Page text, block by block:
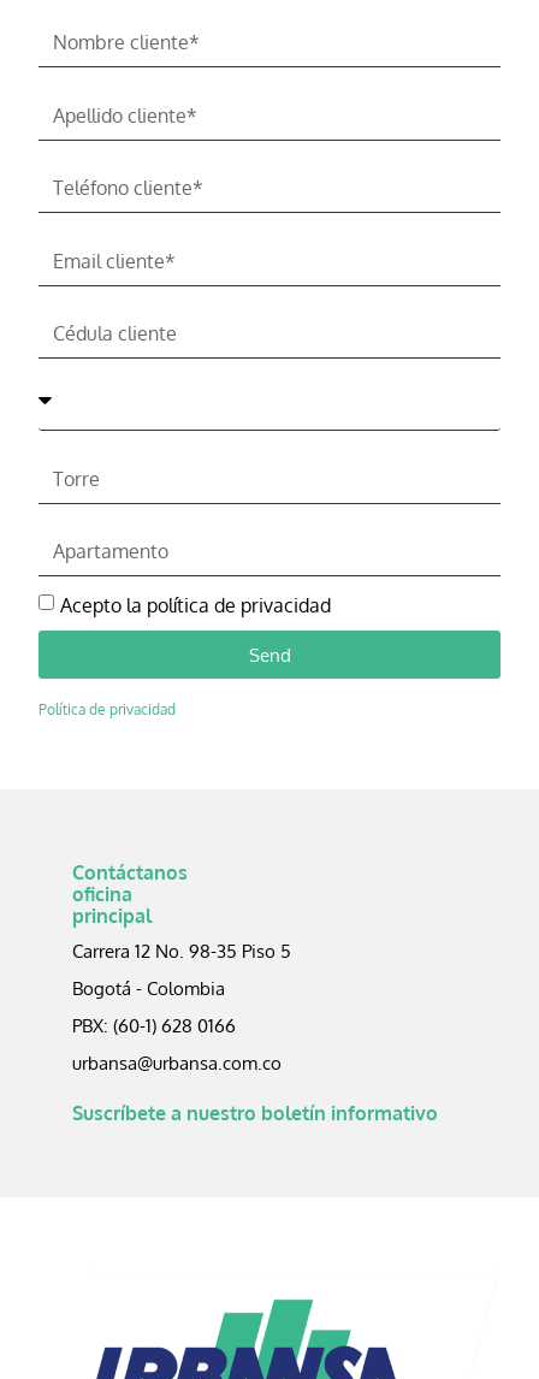
Acepto la política de privacidad
Send
Política de privacidad
Contáctanos
oficina
principal
Carrera 12 No. 98-35 Piso 5
Bogotá - Colombia
PBX: (60-1) 628 0166
urbansa@urbansa.com.co
Suscríbete a nuestro boletín informativo​